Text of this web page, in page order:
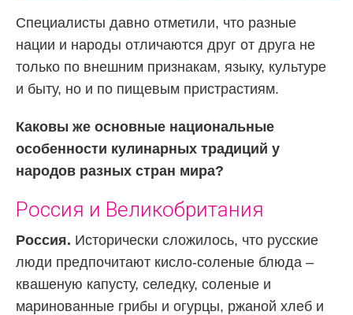
Специалисты давно отметили, что разные
нации и народы отличаются друг от друга не
только по внешним признакам, языку, культуре
и быту, но и по пищевым пристрастиям.
Каковы же основные национальные
особенности кулинарных традиций у
народов разных стран мира?
Россия и Великобритания
Россия. Исторически сложилось, что русские
люди предпочитают кисло-соленые блюда –
квашеную капусту, селедку, соленые и
маринованные грибы и огурцы, ржаной хлеб и